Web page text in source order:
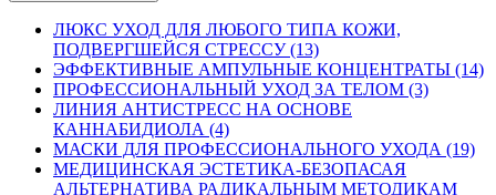
ЛЮКС УХОД ДЛЯ ЛЮБОГО ТИПА КОЖИ,
ПОДВЕРГШЕЙСЯ СТРЕССУ (13)
ЭФФЕКТИВНЫЕ АМПУЛЬНЫЕ КОНЦЕНТРАТЫ (14)
ПРОФЕССИОНАЛЬНЫЙ УХОД ЗА ТЕЛОМ (3)
ЛИНИЯ АНТИСТРЕСС НА ОСНОВЕ
КАННАБИДИОЛА (4)
МАСКИ ДЛЯ ПРОФЕССИОНАЛЬНОГО УХОДА (19)
МЕДИЦИНСКАЯ ЭСТЕТИКА-БЕЗОПАСАЯ
АЛЬТЕРНАТИВА РАДИКАЛЬНЫМ МЕТОДИКАМ